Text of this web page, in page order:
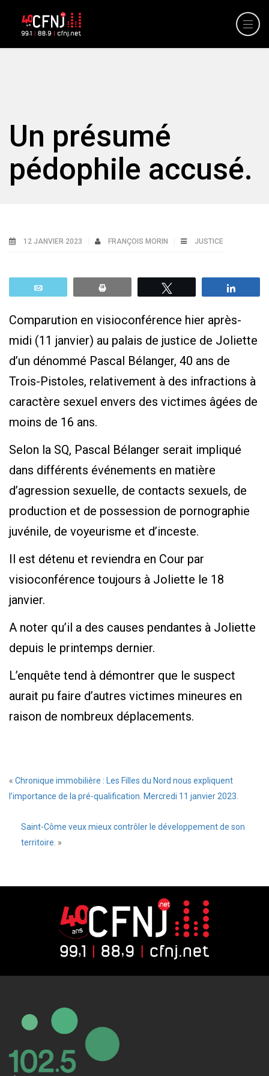
Un présumé
pédophile accusé.
12 JANVIER 2023 FRANÇOIS MORIN JUSTICE
Comparution en visioconférence hier après-
midi (11 janvier) au palais de justice de Joliette
d’un dénommé Pascal Bélanger, 40 ans de
Trois-Pistoles, relativement à des infractions à
caractère sexuel envers des victimes âgées de
moins de 16 ans.
Selon la SQ, Pascal Bélanger serait impliqué
dans différents événements en matière
d’agression sexuelle, de contacts sexuels, de
production et de possession de pornographie
juvénile, de voyeurisme et d’inceste.
Il est détenu et reviendra en Cour par
visioconférence toujours à Joliette le 18
janvier.
A noter qu’il a des causes pendantes à Joliette
depuis le printemps dernier.
L’enquête tend à démontrer que le suspect
aurait pu faire d’autres victimes mineures en
raison de nombreux déplacements.
« Chronique immobilière : Les Filles du Nord nous expliquent
l’importance de la pré-qualification. Mercredi 11 janvier 2023.
Saint-Côme veux mieux contrôler le développement de son
territoire. »